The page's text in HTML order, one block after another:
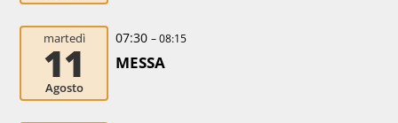
martedì
11
Agosto
07:30 – 08:15
MESSA